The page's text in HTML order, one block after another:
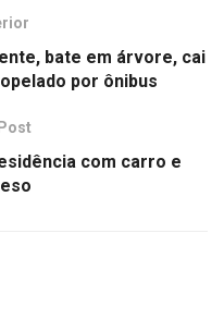
bate em árvore, cai
por ônibus
com carro e